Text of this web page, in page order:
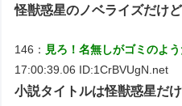
怪獣惑星のノベライズだけど
146： 見ろ！名無しがゴミのよう
17:00:39.06 ID:1CrBVUgN.net
小説タイトルは怪獣惑星だ